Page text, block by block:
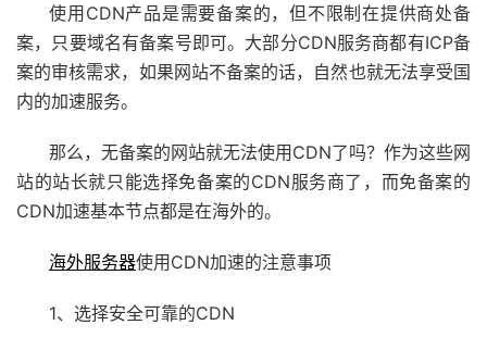
使用CDN产品是需要备案的，但不限制在提供商处备
案，只要域名有备案号即可。大部分CDN服务商都有ICP备
案的审核需求，如果网站不备案的话，自然也就无法享受国
内的加速服务。
那么，无备案的网站就无法使用CDN了吗？作为这些网
站的站长就只能选择免备案的CDN服务商了，而免备案的
CDN加速基本节点都是在海外的。
海外服务器使用CDN加速的注意事项
1、选择安全可靠的CDN